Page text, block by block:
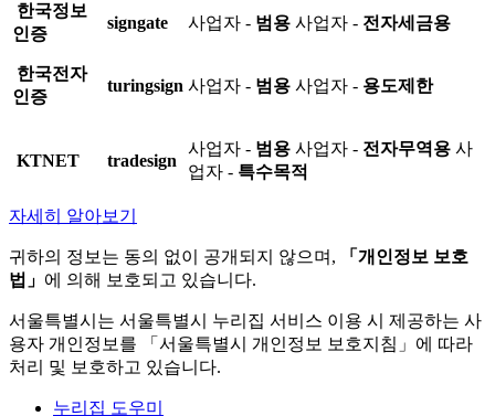
한국정보
인증
signgate 사업자 - 범용 사업자 - 전자세금용
한국전자
인증
turingsign 사업자 - 범용 사업자 - 용도제한
KTNET tradesign
사업자 - 범용 사업자 - 전자무역용 사
업자 - 특수목적
자세히 알아보기
귀하의 정보는 동의 없이 공개되지 않으며,
「개인정보 보호
법」 에 의해 보호되고 있습니다.
서울특별시는 서울특별시 누리집 서비스 이용 시 제공하는 사
용자 개인정보를 「서울특별시 개인정보 보호지침」에 따라
처리 및 보호하고 있습니다.
누리집 도우미